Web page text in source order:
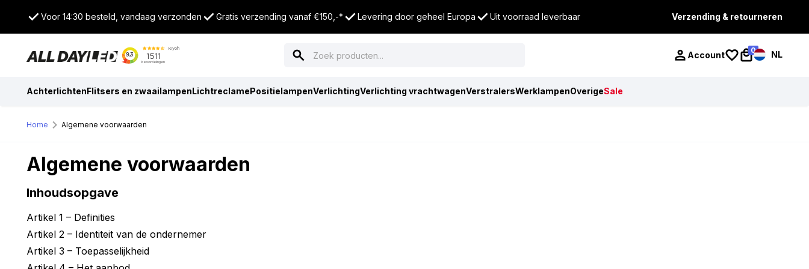
Voor 14:30 besteld, vandaag verzonden Gratis verzending vanaf €150,-* Levering door geheel Europa Uit voorraad leverbaar Verzending & retourneren
Account 0 NL
AchterlichtenFlitsers en zwaailampenLichtreclamePositielampenVerlichtingVerlichting vrachtwagenVerstralersWerklampenOverigeSale
Home Algemene voorwaarden
Algemene voorwaarden
Inhoudsopgave
Artikel 1 – Definities
Artikel 2 – Identiteit van de ondernemer
Artikel 3 – Toepasselijkheid